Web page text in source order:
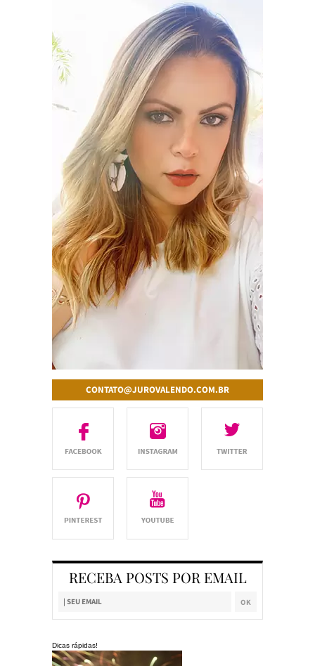
CONTATO@JUROVALENDO.COM.BR
RECEBA POSTS POR EMAIL
Dicas rápidas!